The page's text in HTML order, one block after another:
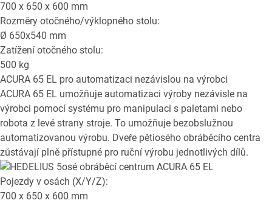
700 x 650 x 600 mm
Rozměry otočného/výklopného stolu:
Ø 650x540 mm
Zatížení otočného stolu:
500 kg
ACURA 65 EL pro automatizaci nezávislou na výrobci
ACURA 65 EL umožňuje automatizaci výroby nezávisle na
výrobci pomocí systému pro manipulaci s paletami nebo
robota z levé strany stroje. To umožňuje bezobslužnou
automatizovanou výrobu. Dveře pětiosého obráběcího centra
zůstávají plně přístupné pro ruční výrobu jednotlivých dílů.
Pojezdy v osách (X/Y/Z):
700 x 650 x 600 mm